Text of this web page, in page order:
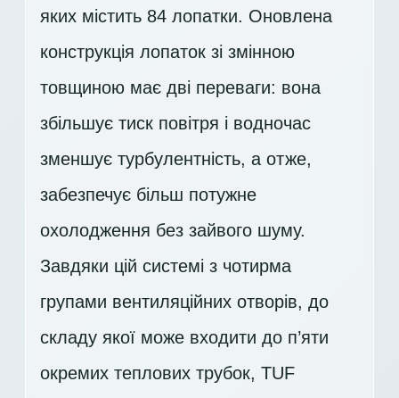
яких містить 84 лопатки. Оновлена
конструкція лопаток зі змінною
товщиною має дві переваги: вона
збільшує тиск повітря і водночас
зменшує турбулентність, а отже,
забезпечує більш потужне
охолодження без зайвого шуму.
Завдяки цій системі з чотирма
групами вентиляційних отворів, до
складу якої може входити до п’яти
окремих теплових трубок, TUF